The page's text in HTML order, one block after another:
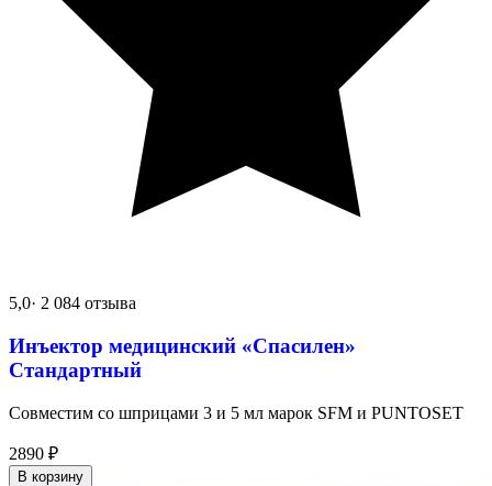
5,0· 2 084 отзыва
Инъектор медицинский «Спасилен»
Стандартный
Совместим со шприцами 3 и 5 мл марок SFM и PUNTOSET
2890 ₽
В корзину